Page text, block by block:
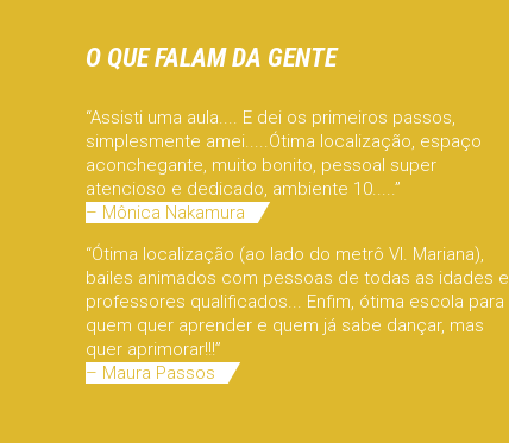
O QUE FALAM DA GENTE
“Assisti uma aula.... E dei os primeiros passos,
simplesmente amei.....Ótima localização, espaço
aconchegante, muito bonito, pessoal super
atencioso e dedicado, ambiente 10.....”
– Mônica Nakamura
“Ótima localização (ao lado do metrô Vl. Mariana),
bailes animados com pessoas de todas as idades e
professores qualificados... Enfim, ótima escola para
quem quer aprender e quem já sabe dançar, mas
quer aprimorar!!!”
– Maura Passos